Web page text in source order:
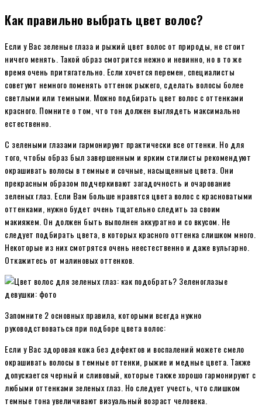
Как правильно выбрать цвет волос?
Если у Вас зеленые глаза и рыжий цвет волос от природы, не стоит
ничего менять. Такой образ смотрится нежно и невинно, но в то же
время очень притягательно. Если хочется перемен, специалисты
советуют немного поменять оттенок рыжего, сделать волосы более
светлыми или темными. Можно подбирать цвет волос с оттенками
красного. Помните о том, что тон должен выглядеть максимально
естественно.
С зелеными глазами гармонируют практически все оттенки. Но для
того, чтобы образ был завершенным и ярким стилисты рекомендуют
окрашивать волосы в темные и сочные, насыщенные цвета. Они
прекрасным образом подчеркивают загадочность и очарование
зеленых глаз. Если Вам больше нравятся цвета волос с красноватыми
оттенками, нужно будет очень тщательно следить за своим
макияжем. Он должен быть выполнен аккуратно и со вкусом. Не
следует подбирать цвета, в которых красного оттенка слишком много.
Некоторые из них смотрятся очень неестественно и даже вульгарно.
Откажитесь от малиновых оттенков.
Запомните 2 основных правила, которыми всегда нужно
руководствоваться при подборе цвета волос:
Если у Вас здоровая кожа без дефектов и воспалений можете смело
окрашивать волосы в темные оттенки, рыжие и медные цвета. Также
допускается черный и сливовый, которые также хорошо гармонируют с
любыми оттенками зеленых глаз. Но следует учесть, что слишком
темные тона увеличивают визуальный возраст человека.